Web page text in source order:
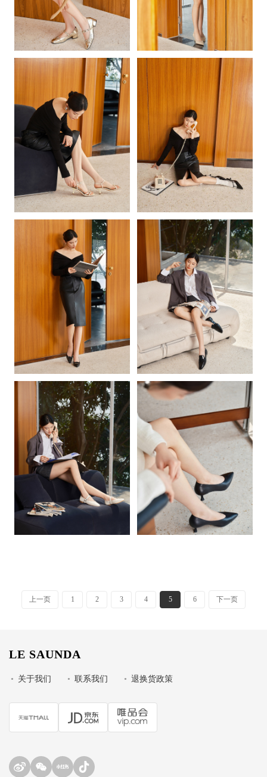
上一页 1 2 3 4 5 6 下一页
LE SAUNDA
• 关于我们 • 联系我们 • 退换货政策